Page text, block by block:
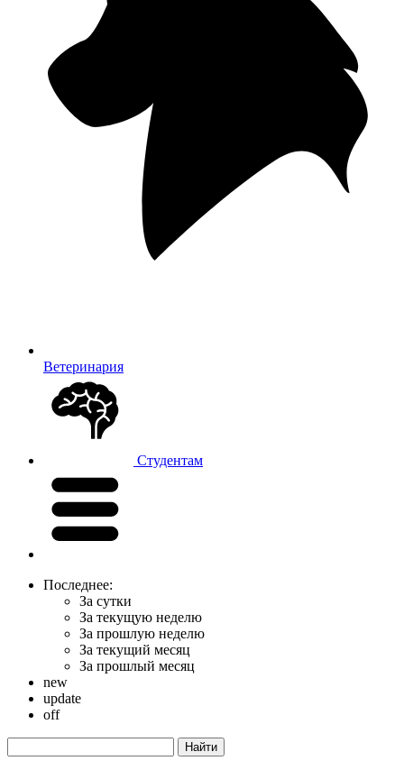
Ветеринария
Студентам
Последнее:
За сутки
За текущую неделю
За прошлую неделю
За текущий месяц
За прошлый месяц
new
update
off